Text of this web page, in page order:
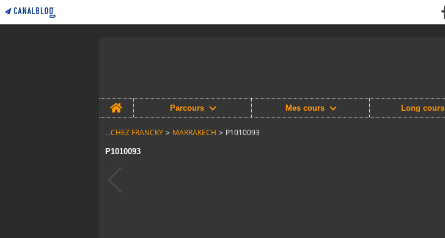
Home
Parcours Mes cours Long cours
...CHEZ FRANCKY > MARRAKECH > P1010093
P1010093